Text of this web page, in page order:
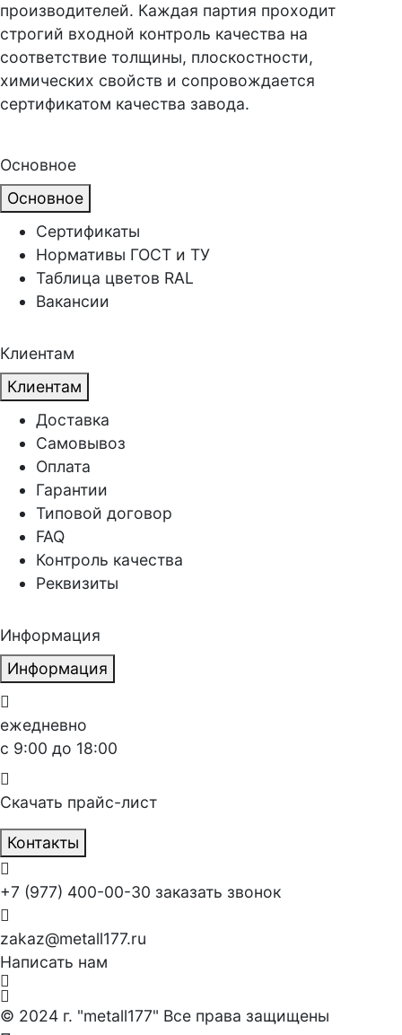
производителей. Каждая партия проходит
строгий входной контроль качества на
соответствие толщины, плоскостности,
химических свойств и сопровождается
сертификатом качества завода.
Основное
Основное
Сертификаты
Нормативы ГОСТ и ТУ
Таблица цветов RAL
Вакансии
Клиентам
Клиентам
Доставка
Самовывоз
Оплата
Гарантии
Типовой договор
FAQ
Контроль качества
Реквизиты
Информация
Информация
ежедневно
с 9:00 до 18:00
Скачать прайс-лист
Контакты
+7 (977) 400-00-30 заказать звонок
zakaz@metall177.ru
Написать нам
© 2024 г. "metall177" Все права защищены